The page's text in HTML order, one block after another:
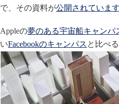
で、その資料が公開されていま
Appleの夢のある宇宙船キャンパ
いFacebookのキャンパス と比べ